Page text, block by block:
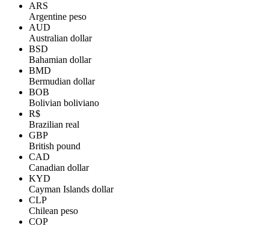
ARS
Argentine peso
AUD
Australian dollar
BSD
Bahamian dollar
BMD
Bermudian dollar
BOB
Bolivian boliviano
R$
Brazilian real
GBP
British pound
CAD
Canadian dollar
KYD
Cayman Islands dollar
CLP
Chilean peso
COP